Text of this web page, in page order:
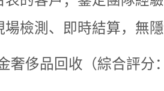
場檢測、即時結算，無
奢侈品回收（綜合評分